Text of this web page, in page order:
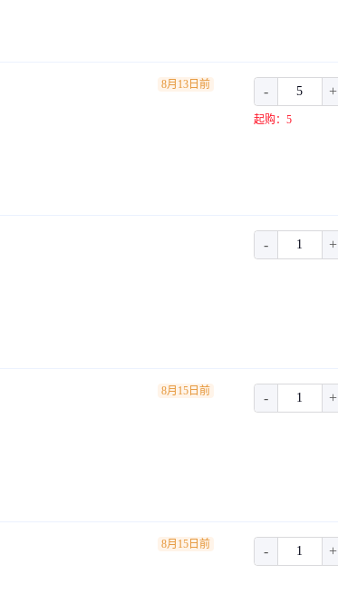
350mA
6.7A
15.7A
165mA
MAX 1.2A
8月13日前 - +
起购：5
- +
8月15日前 - +
8月15日前 - +